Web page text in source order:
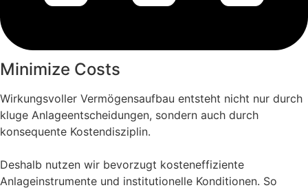
Minimize Costs
Wirkungsvoller Vermögensaufbau entsteht nicht nur durch
kluge Anlageentscheidungen, sondern auch durch
konsequente Kostendisziplin.
Deshalb nutzen wir bevorzugt kosteneffiziente
Anlageinstrumente und institutionelle Konditionen. So